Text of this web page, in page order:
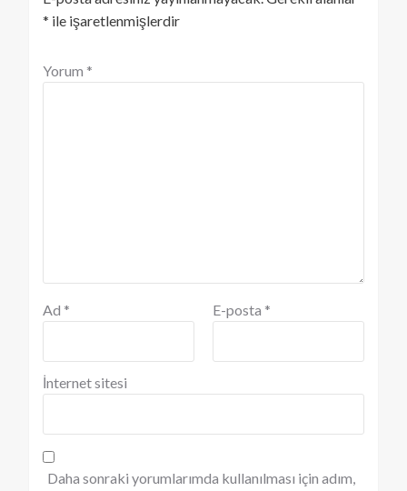
* ile işaretlenmişlerdir
Yorum *
Ad * E-posta *
İnternet sitesi
Daha sonraki yorumlarımda kullanılması için adım,